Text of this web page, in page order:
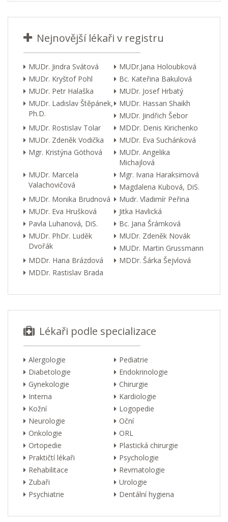
Nejnovější lékaři v registru
MUDr. Jindra Svátová
MUDr.Jana Holoubková
MUDr. Kryštof Pohl
Bc. Kateřina Bakulová
MUDr. Petr Halaška
MUDr. Josef Hrbatý
MUDr. Ladislav Štěpánek,
Ph.D.
MUDr. Hassan Shaikh
MUDr. Jindřich Šebor
MUDr. Rostislav Tolar
MDDr. Denis Kirichenko
MUDr. Zdeněk Vodička
MUDr. Eva Suchánková
Mgr. Kristýna Göthová
MUDr. Angelika
Michajlová
MUDr. Marcela
Valachovičová
Mgr. Ivana Haraksimová
Magdalena Kubová, DiS.
MUDr. Monika Brudnová
Mudr. Vladimír Peřina
MUDr. Eva Hrušková
Jitka Havlická
Pavla Luhanová, DiS.
Bc. Jana Šrámková
MUDr. PhDr. Luděk
Dvořák
MUDr. Zdeněk Novák
MUDr. Martin Grussmann
MDDr. Hana Brázdová
MDDr. Šárka Šejvlová
MDDr. Rastislav Brada
Lékaři podle specializace
Alergologie
Pediatrie
Diabetologie
Endokrinologie
Gynekologie
Chirurgie
Interna
Kardiologie
Kožní
Logopedie
Neurologie
Oční
Onkologie
ORL
Ortopedie
Plastická chirurgie
Praktičtí lékaři
Psychologie
Rehabilitace
Revmatologie
Zubaři
Urologie
Psychiatrie
Dentální hygiena